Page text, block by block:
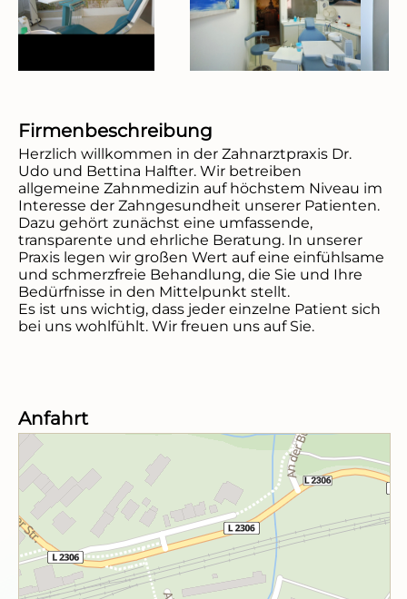
Firmenbeschreibung
Herzlich willkommen in der Zahnarztpraxis Dr.
Udo und Bettina Halfter. Wir betreiben
allgemeine Zahnmedizin auf höchstem Niveau im
Interesse der Zahngesundheit unserer Patienten.
Dazu gehört zunächst eine umfassende,
transparente und ehrliche Beratung. In unserer
Praxis legen wir großen Wert auf eine einfühlsame
und schmerzfreie Behandlung, die Sie und Ihre
Bedürfnisse in den Mittelpunkt stellt.
Es ist uns wichtig, dass jeder einzelne Patient sich
bei uns wohlfühlt. Wir freuen uns auf Sie.
Anfahrt